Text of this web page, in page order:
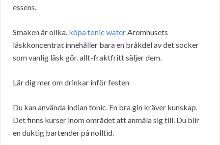
essens.
Smaken är olika. köpa tonic waterAromhusets
läskkoncentrat innehåller bara en bråkdel av det socker
som vanlig läsk gör. allt-fraktfritt säljer dem.
Lär dig mer om drinkar inför festen
Du kan använda indian tonic. En bra gin kräver kunskap.
Det finns kurser inom området att anmäla sig till. Du blir
en duktig bartender på nolltid.